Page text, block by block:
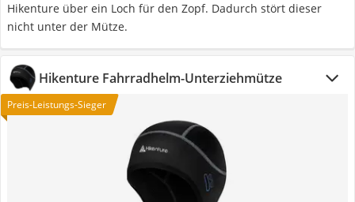
Hikenture über ein Loch für den Zopf. Dadurch stört dieser
nicht unter der Mütze.
Hikenture Fahrradhelm-Unterziehmütze
Preis-Leistungs-Sieger